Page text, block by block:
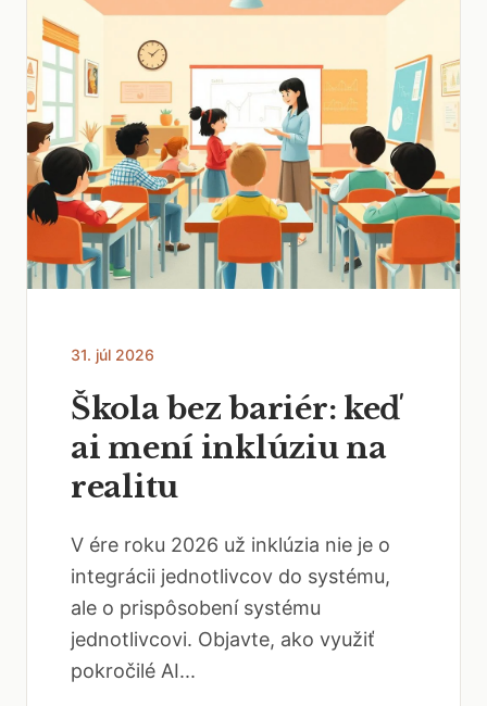
31. júl 2026
Škola bez bariér: keď
ai mení inklúziu na
realitu
V ére roku 2026 už inklúzia nie je o
integrácii jednotlivcov do systému,
ale o prispôsobení systému
jednotlivcovi. Objavte, ako využiť
pokročilé AI...